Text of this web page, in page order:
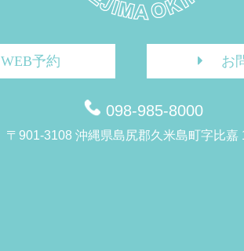
WEB予約 お
098-985-8000
〒901-3108 沖縄県島尻郡久米島町字比嘉